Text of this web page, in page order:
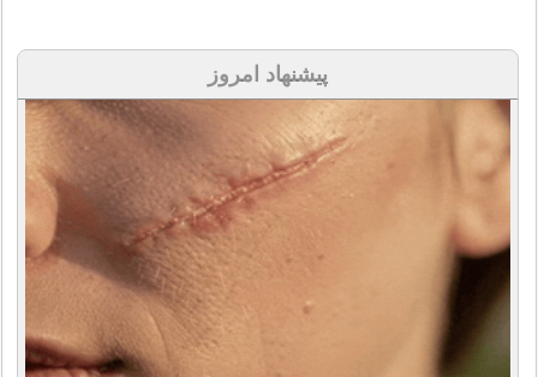
پیشنهاد امروز